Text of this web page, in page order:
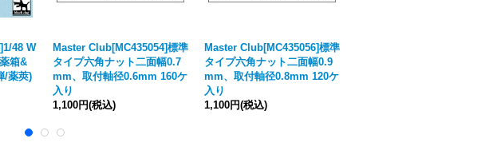
48 W
箱&
/薬莢)
Master Club[MC435054]標準
タイプ六角ナット二面幅0.7
mm、取付軸径0.6mm 160ケ
入り
1,100円(税込)
Master Club[MC435056]標準
タイプ六角ナット二面幅0.9
mm、取付軸径0.8mm 120ケ
入り
1,100円(税込)